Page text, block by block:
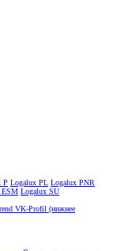
P Logalux PL Logalux PNR
ESM Logalux SU
VK-Profil (нижнее